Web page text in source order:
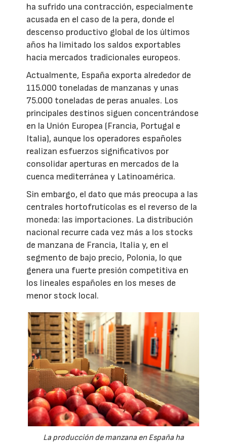
ha sufrido una contracción, especialmente
acusada en el caso de la pera, donde el
descenso productivo global de los últimos
años ha limitado los saldos exportables
hacia mercados tradicionales europeos.
Actualmente, España exporta alrededor de
115.000 toneladas de manzanas y unas
75.000 toneladas de peras anuales. Los
principales destinos siguen concentrándose
en la Unión Europea (Francia, Portugal e
Italia), aunque los operadores españoles
realizan esfuerzos significativos por
consolidar aperturas en mercados de la
cuenca mediterránea y Latinoamérica.
Sin embargo, el dato que más preocupa a las
centrales hortofrutícolas es el reverso de la
moneda: las importaciones. La distribución
nacional recurre cada vez más a los stocks
de manzana de Francia, Italia y, en el
segmento de bajo precio, Polonia, lo que
genera una fuerte presión competitiva en
los lineales españoles en los meses de
menor stock local.
La producción de manzana en España ha